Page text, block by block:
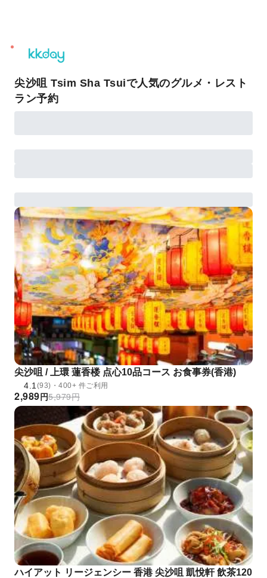
unread
notifications
尖沙咀 Tsim Sha Tsuiで人気のグルメ・レスト
ラン予約
尖沙咀 / 上環 蓮香楼 点心10品コース お食事券(香港)
4.1(93)・400+ 件ご利用
円
2,989 円
5,979
ハイアット リージェンシー 香港 尖沙咀 凱悅軒 飲茶120